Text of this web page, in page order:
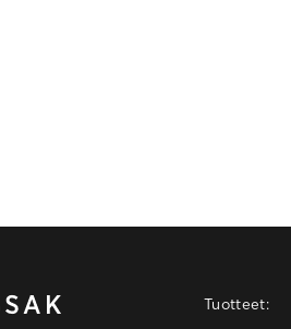
Tuotteet: